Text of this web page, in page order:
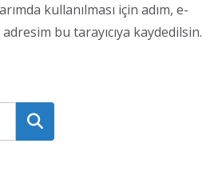
kullanılması için adım, e-
bu tarayıcıya kaydedilsin.
Ara